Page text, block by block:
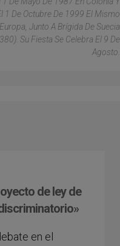
1 De Octubre De 1999 El Mismo
Junto A Brígida De Suecia
Su Fiesta Se Celebra El 9 De
Agosto.
de ley de
en el